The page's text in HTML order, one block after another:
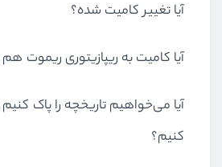
آیا تغییر کامیت شده؟
آیا کامیت به ریپازیتوری ریموت
آیا می‌خواهیم تاریخچه را پاک
کنیم؟